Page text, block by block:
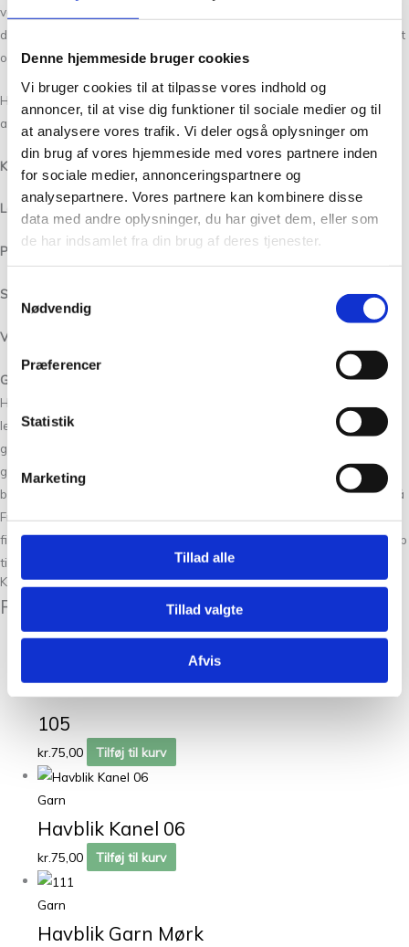
Denne hjemmeside bruger cookies
Vi bruger cookies til at tilpasse vores indhold og
annoncer, til at vise dig funktioner til sociale medier og til
at analysere vores trafik. Vi deler også oplysninger om
din brug af vores hjemmeside med vores partnere inden
for sociale medier, annonceringspartnere og
analysepartnere. Vores partnere kan kombinere disse
data med andre oplysninger, du har givet dem, eller som
de har indsamlet fra din brug af deres tjenester.
Samtykkevalg
Nødvendig
Præferencer
Statistik
Marketing
Tillad alle
Tillad valgte
Afvis
vej med dine fremtidige strikkeeventyr. Hvis ikke lige Bella garn er
dette rette for dig, så har vi helt sikkert det rette garn for dig. Kontakt
os her på siden, på telefon eller over email.
Hvis ikke lige Tynn Silk Mohair Eikenøtt 3161 er dig så kan du se de
andre
Tynn Silk Mohair her.[/expander_maker]
Kvalitet: 57% mohair, 28% silke og 15% uld
Løbelængde/Yardage: 210 m pr. 25 g
Pinde /Needles: 3 – 5 mm
Strikkefasthed/Gauge: 23 – 18 masker lig med 10 cm i bredden.
Vask:
God service og hurtig levering, når du bestiller strikkegarn online
Hos Tante Grøn CPH kan du altid forvente god service og en hurtig
levering, når du bestiller i vores webshop. Det er uanset om du køber
garn, brugskunst eller strikke- og hækletilbehør. Du finder også tit
gode tilbud på udvalgte garnmærker. Vi bestræber os på at give den
bedste kundeoplevelse både online, men også i vores fysiske butik på
Frederiksberg. Det er et sted, hvor du finder nye produkter, du ikke
finder andre steder og kan få gode råd og strik om hækling eller hjælp
til dit næste strikkeprojekt.
Kunder købte også
Relaterede varer
Havblik Mørk Grøn
105
kr.75,00 Tilføj til kurv
Garn
Havblik Kanel 06
kr.75,00 Tilføj til kurv
Garn
Havblik Garn Mørk